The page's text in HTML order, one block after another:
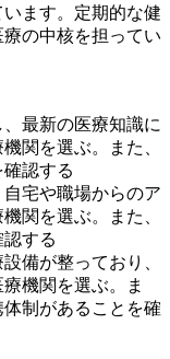
ます。定期的な健
の中核を担ってい
最新の医療知識に
関を選ぶ。また、
認する
宅や職場からのア
関を選ぶ。また、
する
備が整っており、
機関を選ぶ。ま
制があることを確